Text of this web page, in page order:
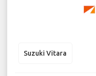
Suzuki Vitara